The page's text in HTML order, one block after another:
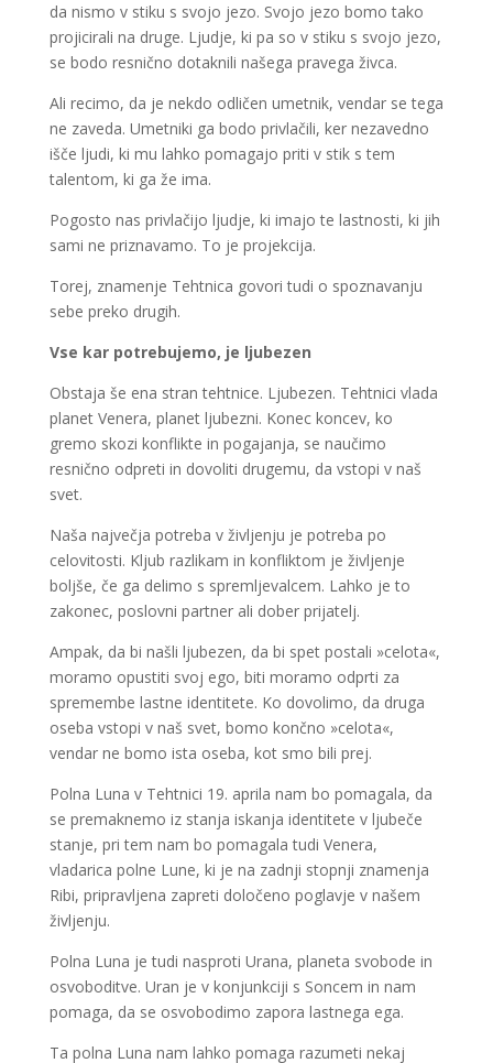
da nismo v stiku s svojo jezo. Svojo jezo bomo tako
projicirali na druge. Ljudje, ki pa so v stiku s svojo jezo,
se bodo resnično dotaknili našega pravega živca.
Ali recimo, da je nekdo odličen umetnik, vendar se tega
ne zaveda. Umetniki ga bodo privlačili, ker nezavedno
išče ljudi, ki mu lahko pomagajo priti v stik s tem
talentom, ki ga že ima.
Pogosto nas privlačijo ljudje, ki imajo te lastnosti, ki jih
sami ne priznavamo. To je projekcija.
Torej, znamenje Tehtnica govori tudi o spoznavanju
sebe preko drugih.
Vse kar potrebujemo, je ljubezen
Obstaja še ena stran tehtnice. Ljubezen. Tehtnici vlada
planet Venera, planet ljubezni. Konec koncev, ko
gremo skozi konflikte in pogajanja, se naučimo
resnično odpreti in dovoliti drugemu, da vstopi v naš
svet.
Naša največja potreba v življenju je potreba po
celovitosti. Kljub razlikam in konfliktom je življenje
boljše, če ga delimo s spremljevalcem. Lahko je to
zakonec, poslovni partner ali dober prijatelj.
Ampak, da bi našli ljubezen, da bi spet postali »celota«,
moramo opustiti svoj ego, biti moramo odprti za
spremembe lastne identitete. Ko dovolimo, da druga
oseba vstopi v naš svet, bomo končno »celota«,
vendar ne bomo ista oseba, kot smo bili prej.
Polna Luna v Tehtnici 19. aprila nam bo pomagala, da
se premaknemo iz stanja iskanja identitete v ljubeče
stanje, pri tem nam bo pomagala tudi Venera,
vladarica polne Lune, ki je na zadnji stopnji znamenja
Ribi, pripravljena zapreti določeno poglavje v našem
življenju.
Polna Luna je tudi nasproti Urana, planeta svobode in
osvoboditve. Uran je v konjunkciji s Soncem in nam
pomaga, da se osvobodimo zapora lastnega ega.
Ta polna Luna nam lahko pomaga razumeti nekaj